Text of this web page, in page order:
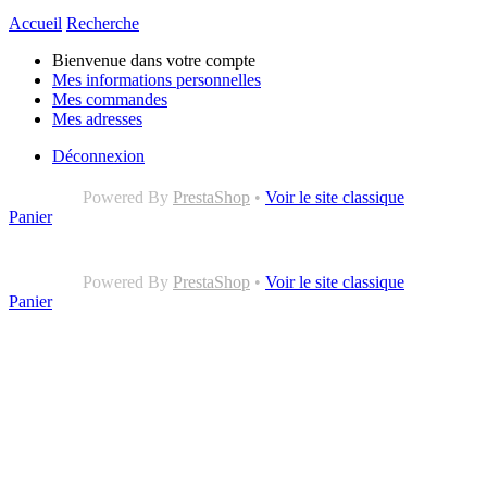
Accueil Recherche
Bienvenue dans votre compte
Mes informations personnelles
Mes commandes
Mes adresses
Déconnexion
Powered By PrestaShop • Voir le site classique
Panier
Powered By PrestaShop • Voir le site classique
Panier